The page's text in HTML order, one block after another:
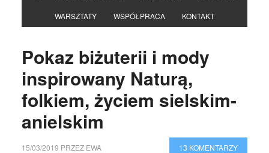
WARSZTATY WSPÓŁPRACA KONTAKT
Pokaz biżuterii i mody
inspirowany Naturą,
folkiem, życiem sielskim-
anielskim
15/03/2019 PRZEZ EWA 13 KOMENTARZY